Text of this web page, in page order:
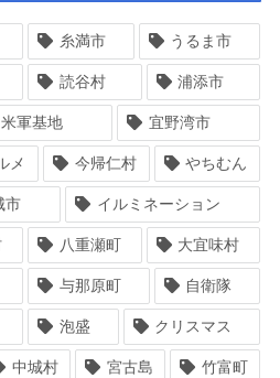
糸満市 うるま市
読谷村 浦添市
米軍基地 宜野湾市
メ 今帰仁村 やちむん
市 イルミネーション
八重瀬町 大宜味村
与那原町 自衛隊
泡盛 クリスマス
中城村 宮古島 竹富町